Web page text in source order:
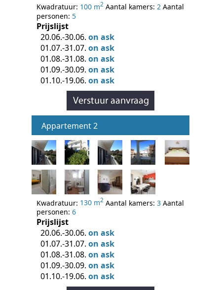
Kwadratuur: 100 m2 Aantal kamers: 2 Aantal
personen: 5
Prijslijst
20.06.-30.06. on ask
01.07.-31.07. on ask
01.08.-31.08. on ask
01.09.-30.09. on ask
01.10.-19.06. on ask
Appartement 2
Kwadratuur: 130 m2 Aantal kamers: 3 Aantal
personen: 6
Prijslijst
20.06.-30.06. on ask
01.07.-31.07. on ask
01.08.-31.08. on ask
01.09.-30.09. on ask
01.10.-19.06. on ask